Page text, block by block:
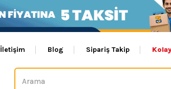
İletişim Blog Sipariş Takip